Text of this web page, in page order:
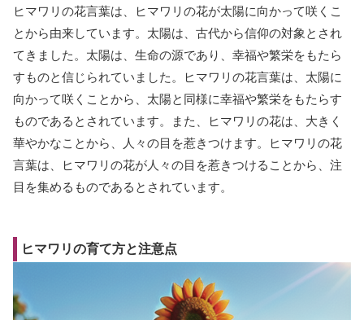
ヒマワリの花言葉は、ヒマワリの花が太陽に向かって咲くこ
とから由来しています。太陽は、古代から信仰の対象とされ
てきました。太陽は、生命の源であり、幸福や繁栄をもたら
すものと信じられていました。ヒマワリの花言葉は、太陽に
向かって咲くことから、太陽と同様に幸福や繁栄をもたらす
ものであるとされています。また、ヒマワリの花は、大きく
華やかなことから、人々の目を惹きつけます。ヒマワリの花
言葉は、ヒマワリの花が人々の目を惹きつけることから、注
目を集めるものであるとされています。
ヒマワリの育て方と注意点